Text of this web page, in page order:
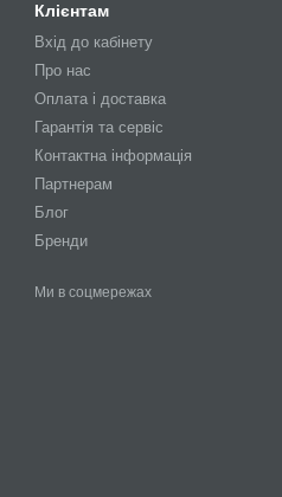
Клієнтам
Вхід до кабінету
Про нас
Оплата і доставка
Гарантія та сервіс
Контактна інформація
Партнерам
Блог
Бренди
Ми в соцмережах